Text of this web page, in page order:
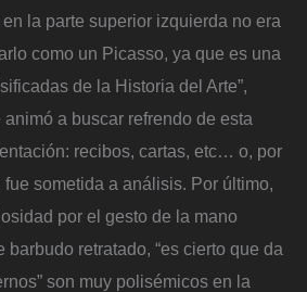
la parte superior izquierda no era
como un Picasso, ya que es una
de la Historia del Arte”,
a buscar refrendo de esta
recibos, cartas, etc… o, por
sometida a análisis. Por último,
por el gesto de la mano
barbudo retratado, “es cierto que da
son muy polisémicos en la